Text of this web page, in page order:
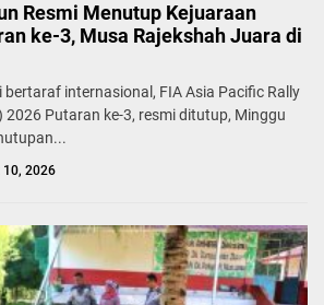
Resmi Menutup Kejuaraan
ke-3, Musa Rajekshah Juara di
internasional, FIA Asia Pacific Rally
2026 Putaran ke-3, resmi ditutup, Minggu
10, 2026